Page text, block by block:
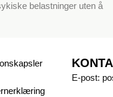
belastninger uten å
E-post: